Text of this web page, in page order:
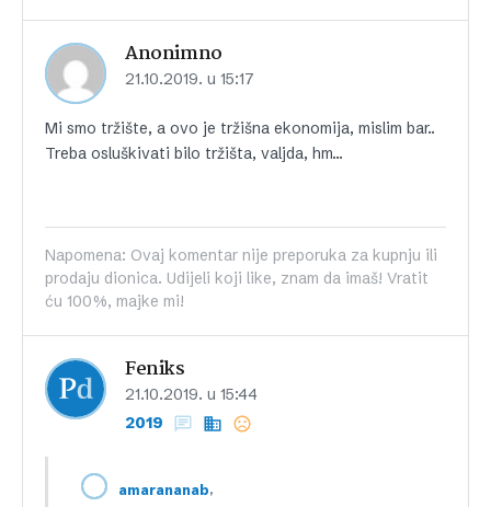
Anonimno
21.10.2019. u 15:17
Mi smo tržište, a ovo je tržišna ekonomija, mislim bar..
Treba osluškivati bilo tržišta, valjda, hm…
Napomena: Ovaj komentar nije preporuka za kupnju ili
prodaju dionica. Udijeli koji like, znam da imaš! Vratit
ću 100%, majke mi!
Feniks
21.10.2019. u 15:44
2019
amarananab,